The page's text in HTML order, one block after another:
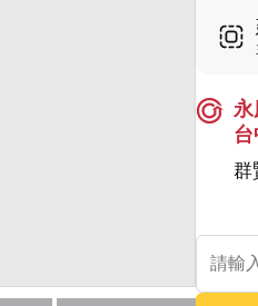
永
群